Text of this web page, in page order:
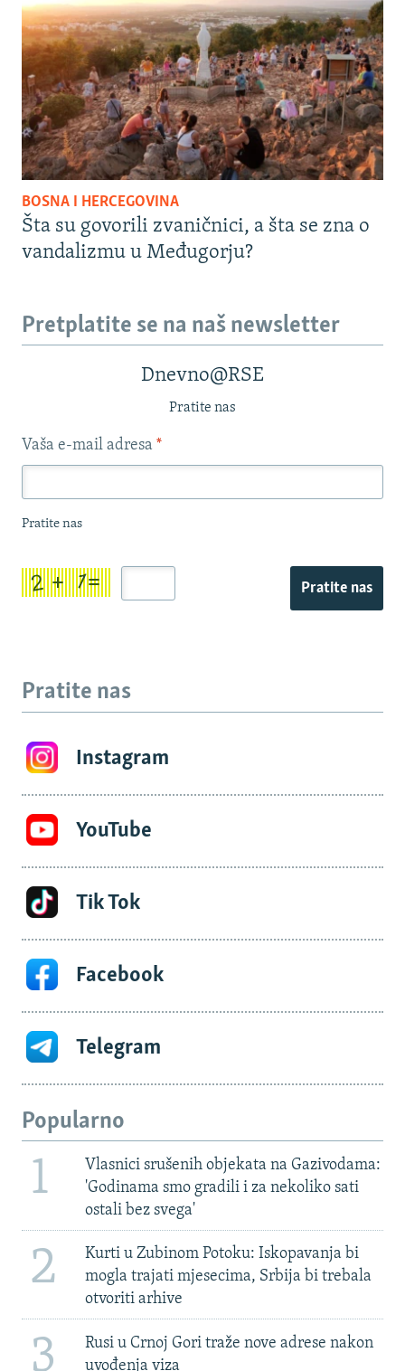
BOSNA I HERCEGOVINA
Šta su govorili zvaničnici, a šta se zna o
vandalizmu u Međugorju?
Pretplatite se na naš newsletter
Dnevno@RSE
Pratite nas
Vaša e-mail adresa *
Pratite nas
Pratite nas
Pratite nas
Instagram
YouTube
Tik Tok
Facebook
Telegram
Popularno
1
Vlasnici srušenih objekata na Gazivodama:
'Godinama smo gradili i za nekoliko sati
ostali bez svega'
2
Kurti u Zubinom Potoku: Iskopavanja bi
mogla trajati mjesecima, Srbija bi trebala
otvoriti arhive
3
Rusi u Crnoj Gori traže nove adrese nakon
uvođenja viza